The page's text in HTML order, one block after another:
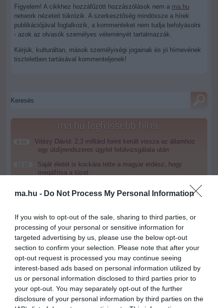
ma.hu - Do Not Process My Personal Information
If you wish to opt-out of the sale, sharing to third parties, or
processing of your personal or sensitive information for
targeted advertising by us, please use the below opt-out
section to confirm your selection. Please note that after your
opt-out request is processed you may continue seeing
interest-based ads based on personal information utilized by
us or personal information disclosed to third parties prior to
your opt-out. You may separately opt-out of the further
disclosure of your personal information by third parties on the
Figyelem! A cikkhez hozzáfűzött hozzászólások nem a ma.hu
network nézeteit tükrözik. A szerkesztőség mindössze a hírek
publikációjával foglalkozik, a kommenteket nem tudja befolyásolni
- azok az olvasók személyes véleményét tartalmazzák.
Kérjük, kulturáltan, mások személyiségi jogainak és jó hírnevének
tiszteletben tartásával kommenteljenek!
ma.hu legfrissebb hírei:
8:04
Vitézy Dávid: 2,3 milliárd forint került vissza az államhoz
egy útdíjrendszeres ügylet felülvizsgálata után
22:22
Saját életét is kockára tette a magyar erdész, hogy
megállítsa a tüzet
Dunából - a rendőrség lefoglalta
keretszerződését
Megérkezett az eső a Duna vízgyűjtőjére
14:26
Újabb két gyanúsítottat fogtak el a 600 milliós
ingatlanmaffia ügyében
12:56
Vizes Eb - Megvan az első magyar arany, a nyíltvízi úszó
Betlehem Dávid nyerte a kieséses versenyt